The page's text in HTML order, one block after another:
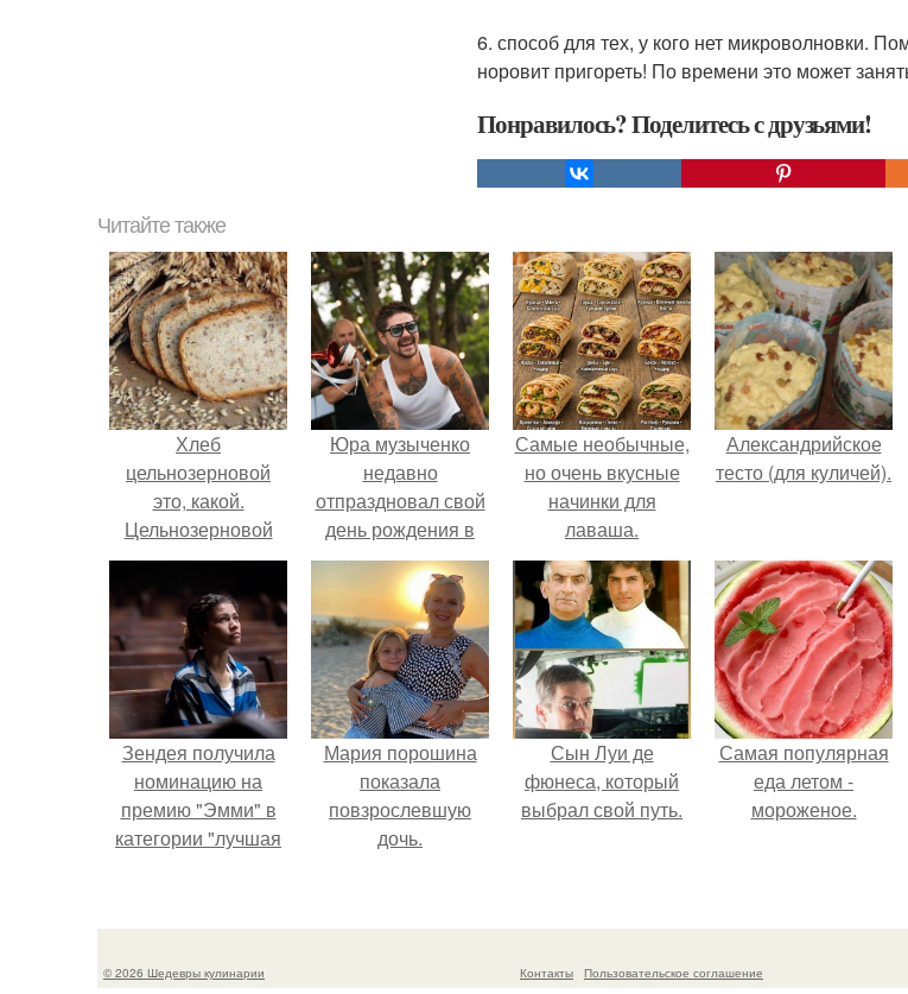
6. способ для тех, у кого нет микроволновки.
норовит пригореть! По времени это может
Понравилось? Поделитесь с друзьями!
Читайте также
Хлеб
цельнозерновой
это, какой.
Цельнозерновой
хлеб. Настоящий
цельнозерновой
хлеб очень для
здоровья полезен.
Юра музыченко
недавно
отпраздновал свой
день рождения в
кругу самых
близких и родных
людей.
Самые необычные,
но очень вкусные
начинки для
лаваша.
Александрийское
тесто (для куличей).
Зендея получила
номинацию на
премию "Эмми" в
категории "лучшая
сериале" за третий
Мария порошина
показала
повзрослевшую
дочь.
Сын Луи де
фюнеса, который
выбрал свой путь.
Самая популярная
еда летом -
мороженое.
© 2026 Шедевры кулинарии Контакты
Пользовательское соглашение